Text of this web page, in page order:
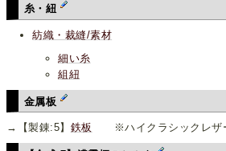
糸・紐
紡織・裁縫/素材
細い糸
組紐
金属板
→【製錬:5】 鉄板 ※ハイクラシックレザ